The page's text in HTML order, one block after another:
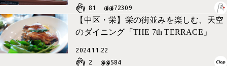
81
72309
【中区・栄】栄の街並みを楽しむ、天空
のダイニング「THE 7th TERRACE」
2024.11.22
2
584